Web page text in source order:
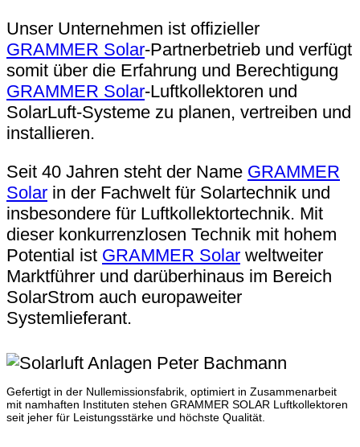
Unser Unternehmen ist offizieller
GRAMMER Solar-Partnerbetrieb und verfügt
somit über die Erfahrung und Berechtigung
GRAMMER Solar-Luftkollektoren und
SolarLuft-Systeme zu planen, vertreiben und
installieren.
Seit 40 Jahren steht der Name GRAMMER
Solar in der Fachwelt für Solartechnik und
insbesondere für Luftkollektortechnik. Mit
dieser konkurrenzlosen Technik mit hohem
Potential ist GRAMMER Solar weltweiter
Marktführer und darüberhinaus im Bereich
SolarStrom auch europaweiter
Systemlieferant.
Gefertigt in der Nullemissionsfabrik, optimiert in Zusammenarbeit
mit namhaften Instituten stehen GRAMMER SOLAR Luftkollektoren
seit jeher für Leistungsstärke und höchste Qualität.